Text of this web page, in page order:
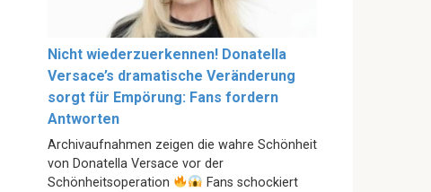
Nicht wiederzuerkennen! Donatella
Versace’s dramatische Veränderung
sorgt für Empörung: Fans fordern
Antworten
Archivaufnahmen zeigen die wahre Schönheit
von Donatella Versace vor der
Schönheitsoperation
Fans schockiert